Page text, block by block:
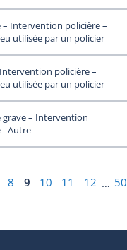
– Intervention policière –
utilisée par un policier
policière –
utilisée par un policier
grave – Intervention
- Autre
8 9 10 11 12 … 50